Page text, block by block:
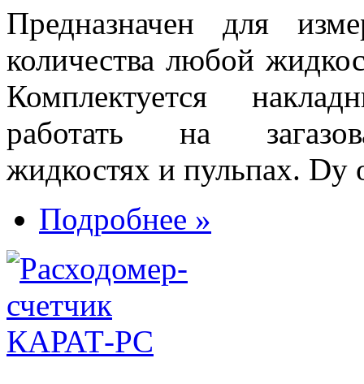
Предназначен для
количества любой
Комплектуется
работать на
жидкостях и пульпах.
Подробнее »